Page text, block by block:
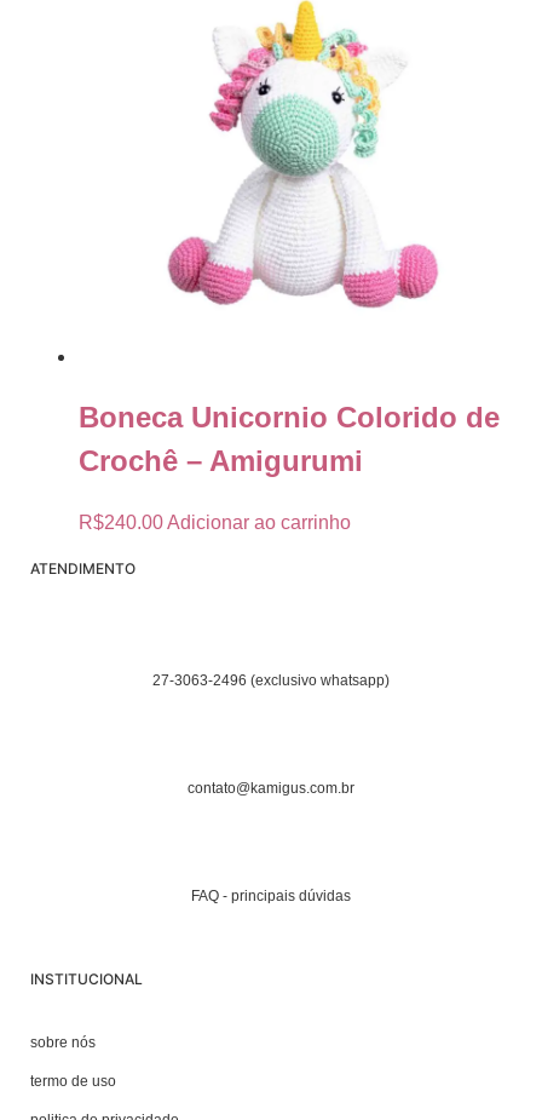
Boneca Unicornio Colorido de
Crochê – Amigurumi
R$240.00Adicionar ao carrinho
ATENDIMENTO
27-3063-2496 (exclusivo whatsapp)
contato@kamigus.com.br
FAQ - principais dúvidas
INSTITUCIONAL
sobre nós
termo de uso